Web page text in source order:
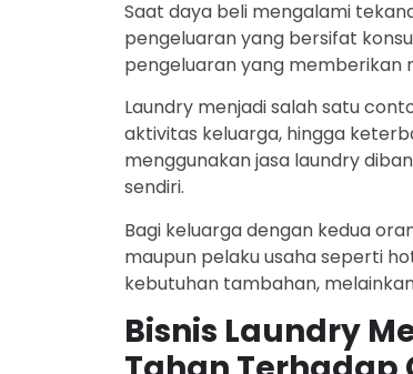
Saat daya beli mengalami
pengeluaran yang bersifat
pengeluaran yang memberikan
Laundry menjadi salah satu
aktivitas keluarga, hingga
menggunakan jasa laundry
sendiri.
Bagi keluarga dengan kedua
maupun pelaku usaha seperti
kebutuhan tambahan,
Bisnis Laundry